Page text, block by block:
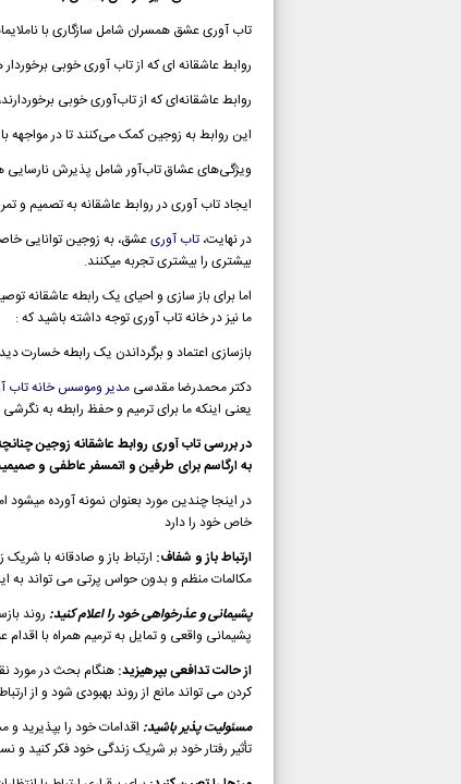
تاب آوری عشق همسران شامل سازگاری با
روابط عاشقانه ای که از تاب آوری خوبی
روابط عاشقانه‌ای که از تاب‌آوری خوبی
این روابط به زوجین کمک می‌کنند تا در مواجهه
ویژگی‌های عشاق تاب‌آور شامل پذیرش نارسایی
ایجاد تاب آوری در روابط عاشقانه به تصمیم و
در نهایت، تاب آوریعشق، به زوجین توانایی
بیشتری را بیشتری تجربه میکنند.
اما برای باز سازی و احیای یک رابطه عاشقانه
ما نیز در خانه تاب آوری توجه داشته باشید که :
بازسازی اعتماد و برگرداندن یک رابطه خسارت
دکتر محمدرضا مقدسیمدیر وموسس خانه تاب
یعنی اینکه ما برای ترمیم و حفظ رابطه به
در بررسی تاب آوری روابط عاشقانه زوجین
به ارگاسم برای طرفین و اتمسفر عاطفی و
در اینجا چندین مورد بعنوان نمونه آورده
خاص خود را دارد
ارتباط باز و شفاف: ارتباط باز و صادقانه با
مکالمات منظم و بدون حواس پرتی می تواند به
پشیمانی و عذرخواهی خود را اعلام کنید: روند
پشیمانی واقعی و تمایل به ترمیم همراه با
از حالت تدافعی بپرهیزید: هنگام بحث در مورد
کردن می تواند مانع از روند بهبودی شود و از
مسئولیت پذیر باشید: اقدامات خود را بپذیرید
تأثیر رفتار خود بر شریک زندگی خود فکر کنید